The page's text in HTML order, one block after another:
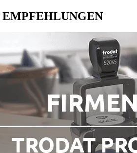
EMPFEHLUNGEN